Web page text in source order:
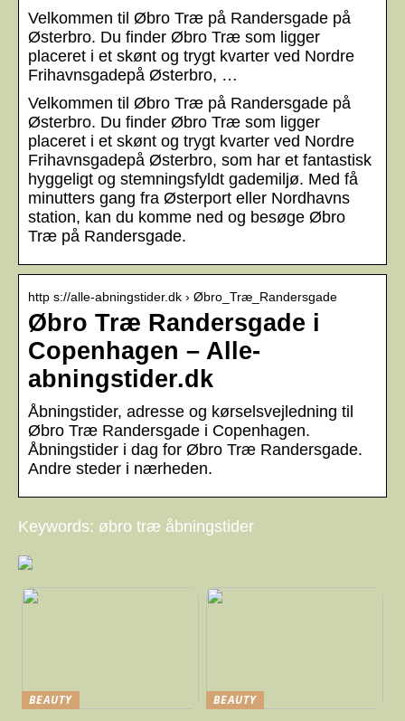
Velkommen til Øbro Træ på Randersgade på
Østerbro. Du finder Øbro Træ som ligger
placeret i et skønt og trygt kvarter ved Nordre
Frihavnsgadepå Østerbro, …
Velkommen til Øbro Træ på Randersgade på
Østerbro. Du finder Øbro Træ som ligger
placeret i et skønt og trygt kvarter ved Nordre
Frihavnsgadepå Østerbro, som har et fantastisk
hyggeligt og stemningsfyldt gademiljø. Med få
minutters gang fra Østerport eller Nordhavns
station, kan du komme ned og besøge Øbro
Træ på Randersgade.
http s://alle-abningstider.dk › Øbro_Træ_Randersgade
Øbro Træ Randersgade i
Copenhagen – Alle-
abningstider.dk
Åbningstider, adresse og kørselsvejledning til
Øbro Træ Randersgade i Copenhagen.
Åbningstider i dag for Øbro Træ Randersgade.
Andre steder i nærheden.
Keywords: øbro træ åbningstider
BEAUTY
BEAUTY